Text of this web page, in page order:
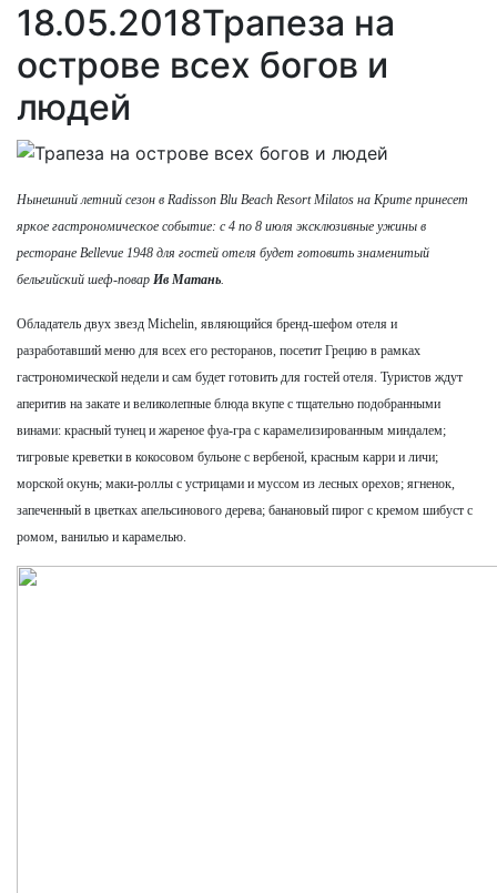
18.05.2018Трапеза на
острове всех богов и
людей
Нынешний летний сезон в Radisson Blu Beach Resort Milatos на Крите принесет
яркое гастрономическое событие: с 4 по 8 июля эксклюзивные ужины в
ресторане Bellevue 1948 для гостей отеля будет готовить знаменитый
бельгийский шеф-повар Ив Матань
Обладатель двух звезд Michelin, являющийся бренд-шефом отеля и
разработавший меню для всех его ресторанов, посетит Грецию в рамках
гастрономической недели и сам будет готовить для гостей отеля. Туристов ждут
аперитив на закате и великолепные блюда вкупе с тщательно подобранными
винами: красный тунец и жареное фуа-гра с карамелизированным миндалем;
тигровые креветки в кокосовом бульоне с вербеной, красным карри и личи;
морской окунь; маки-роллы с устрицами и муссом из лесных орехов; ягненок,
запеченный в цветках апельсинового дерева; банановый пирог с кремом шибуст с
ромом, ванилью и карамелью.